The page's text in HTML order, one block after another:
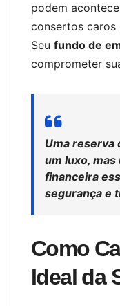
podem
consertos caros
Seu fundo de
comprometer
Uma reserva
um luxo, mas
financeira
segurança e
Como
Ideal da